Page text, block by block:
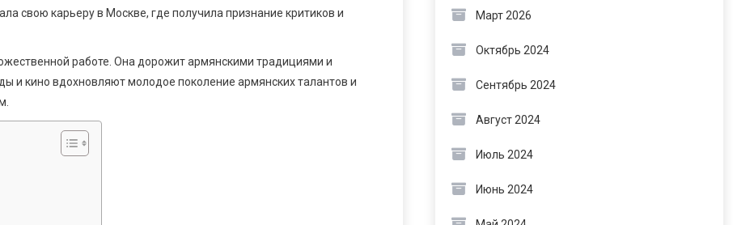
свою карьеру в Москве, где получила признание критиков и
работе. Она дорожит армянскими традициями и
и кино вдохновляют молодое поколение армянских талантов и
Март 2026
Октябрь 2024
Сентябрь 2024
Август 2024
Июль 2024
Июнь 2024